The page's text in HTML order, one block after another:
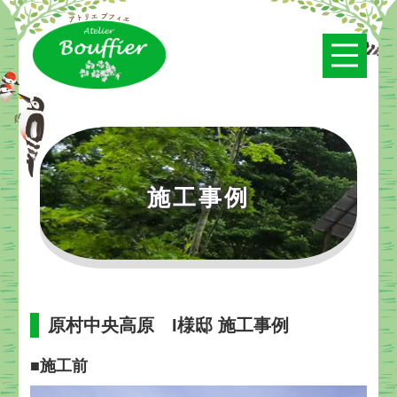
Skip
to
content
施工事例
原村中央高原 I様邸 施工事例
■施工前